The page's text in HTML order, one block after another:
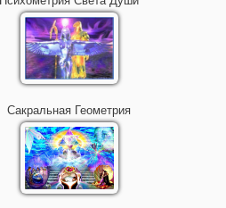
Сакральная Геометрия